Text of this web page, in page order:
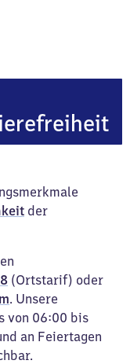
der
(Ortstarif) oder
. Unsere
von 06:00 bis
an Feiertagen